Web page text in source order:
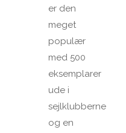
er den
meget
populær
med 500
eksemplarer
ude i
sejlklubberne
og en